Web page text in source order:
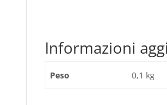
Informazioni
Peso 0,1 kg